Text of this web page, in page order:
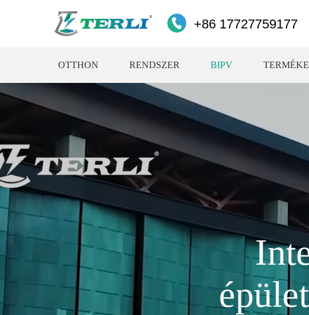
+86 17727759177
OTTHON RENDSZER BIPV